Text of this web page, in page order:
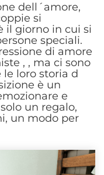
dell´amore,
si
il giorno in cui si
speciali.
di amore
, , ma ci sono
loro storia d
è un
e
un regalo,
un modo per